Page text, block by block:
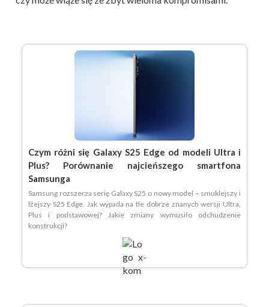
Czym różni się Galaxy S25 Edge od modeli Ultra i
Plus? Porównanie najcieńszego smartfona
Samsunga
Samsung rozszerza serię Galaxy S25 o nowy model – smuklejszy i
lżejszy S25 Edge. Jak wypada na tle dobrze znanych wersji Ultra,
Plus i podstawowej? Jakie zmiany wymusiło odchudzenie
konstrukcji?